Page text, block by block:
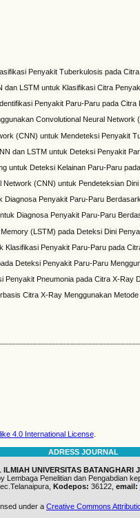
Penyakit Tuberkulosis pada
LSTM untuk Klasifikasi Citra
Penyakit Paru-Paru pada
Convolutional Neural
(CNN) untuk Mendeteksi Penyakit
dan LSTM untuk Deteksi Penyakit
untuk Deteksi Kelainan Paru-Paru
(CNN) untuk Pendeteksian
Penyakit Paru-Paru
Diagnosa Penyakit Paru-Paru
(LSTM) pada Deteksi Dini
Penyakit Paru-Paru pada
Deteksi Penyakit Paru-Paru
Pneumonia pada Citra X-Ray
Citra X-Ray Menggunakan
4.0 International License.
ADRESS JOURNAL
ILMIAH UNIVERSITAS BATANGHARI
Lembaga Penelitian dan Pengabdian
Kodepos: 36122,email:
under a Creative Commons